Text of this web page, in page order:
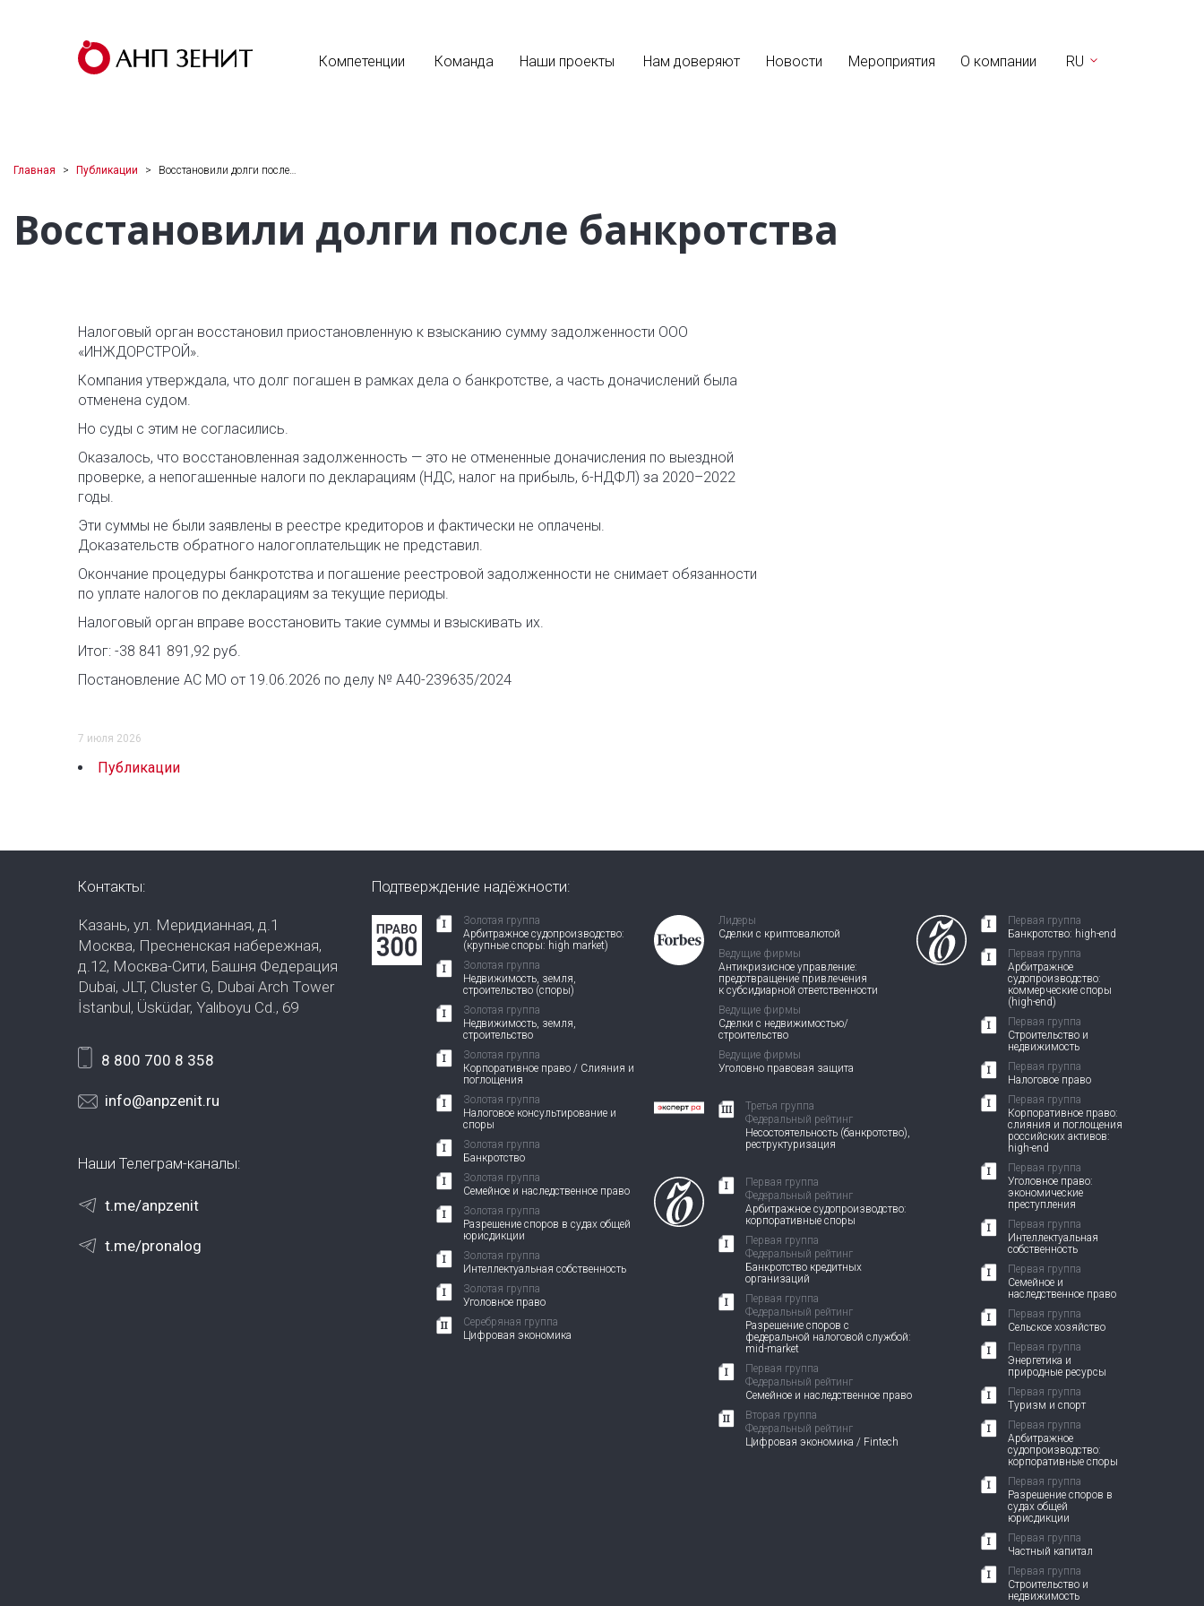
Компетенции Команда Наши проекты Нам доверяют Новости Мероприятия О компании RU
Главная Публикации Восстановили долги после…
Восстановили долги после банкротства
Налоговый орган восстановил приостановленную к взысканию сумму задолженности ООО
«ИНЖДОРСТРОЙ».
Компания утверждала, что долг погашен в рамках дела о банкротстве, а часть доначислений была
отменена судом.
Но суды с этим не согласились.
Оказалось, что восстановленная задолженность — это не отмененные доначисления по выездной
проверке, а непогашенные налоги по декларациям (НДС, налог на прибыль, 6-НДФЛ) за 2020–2022
годы.
Эти суммы не были заявлены в реестре кредиторов и фактически не оплачены.
Доказательств обратного налогоплательщик не представил.
Окончание процедуры банкротства и погашение реестровой задолженности не снимает обязанности
по уплате налогов по декларациям за текущие периоды.
Налоговый орган вправе восстановить такие суммы и взыскивать их.
Итог: -38 841 891,92 руб.
Постановление АС МО от 19.06.2026 по делу № А40-239635/2024
7 июля 2026
Публикации
Контакты:
Казань, ул. Меридианная, д.1
Москва, Пресненская набережная,
д.12, Москва-Сити, Башня Федерация
Dubai, JLT, Cluster G, Dubai Arch Tower
İstanbul, Üsküdar, Yalıboyu Cd., 69
8 800 700 8 358
info@anpzenit.ru
Наши Телеграм-каналы:
t.me/anpzenit
t.me/pronalog
Подтверждение надёжности:
Золотая группа
Арбитражное судопроизводство:
(крупные споры: high market)
Золотая группа
Недвижимость, земля,
строительство (споры)
Золотая группа
Недвижимость, земля,
строительство
Золотая группа
Корпоративное право / Слияния и
поглощения
Золотая группа
Налоговое консультирование и
споры
Золотая группа
Банкротство
Золотая группа
Семейное и наследственное право
Золотая группа
Разрешение споров в судах общей
юрисдикции
Золотая группа
Интеллектуальная собственность
Золотая группа
Уголовное право
Серебряная группа
Цифровая экономика
Лидеры
Сделки с криптовалютой
Ведущие фирмы
Антикризисное управление:
предотвращение привлечения
к субсидиарной ответственности
Ведущие фирмы
Сделки с недвижимостью/
строительство
Ведущие фирмы
Уголовно правовая защита
Третья группа
Федеральный рейтинг
Несостоятельность (банкротство),
реструктуризация
Первая группа
Федеральный рейтинг
Арбитражное судопроизводство:
корпоративные споры
Первая группа
Федеральный рейтинг
Банкротство кредитных
организаций
Первая группа
Федеральный рейтинг
Разрешение споров с
федеральной налоговой службой:
mid-market
Первая группа
Федеральный рейтинг
Семейное и наследственное право
Вторая группа
Федеральный рейтинг
Цифровая экономика / Fintech
Первая группа
Банкротство: high-end
Первая группа
Арбитражное
судопроизводство:
коммерческие споры
(high-end)
Первая группа
Строительство и
недвижимость
Первая группа
Налоговое право
Первая группа
Корпоративное право:
слияния и поглощения
российских активов:
high-end
Первая группа
Уголовное право:
экономические
преступления
Первая группа
Интеллектуальная
собственность
Первая группа
Семейное и
наследственное право
Первая группа
Сельское хозяйство
Первая группа
Энергетика и
природные ресурсы
Первая группа
Туризм и спорт
Первая группа
Арбитражное
судопроизводство:
корпоративные споры
Первая группа
Разрешение споров в
судах общей
юрисдикции
Первая группа
Частный капитал
Первая группа
Строительство и
недвижимость